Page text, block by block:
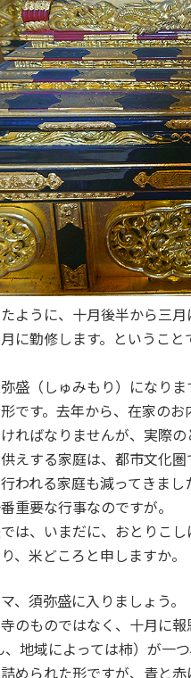
ように、十月後半から三月
に勤修します。というこ
盛（しゅみもり）になりま
です。去年から、在家の
ればなりませんが、実際
えする家庭は、都市文化圏
われる家庭も減ってきま
重要な行事なのですが。
は、いまだに、おとりこ
、米どころと申しますか。
、須弥盛に入りましょう。
のものではなく、十月に
地域によっては柿）が一
められた形ですが、青と